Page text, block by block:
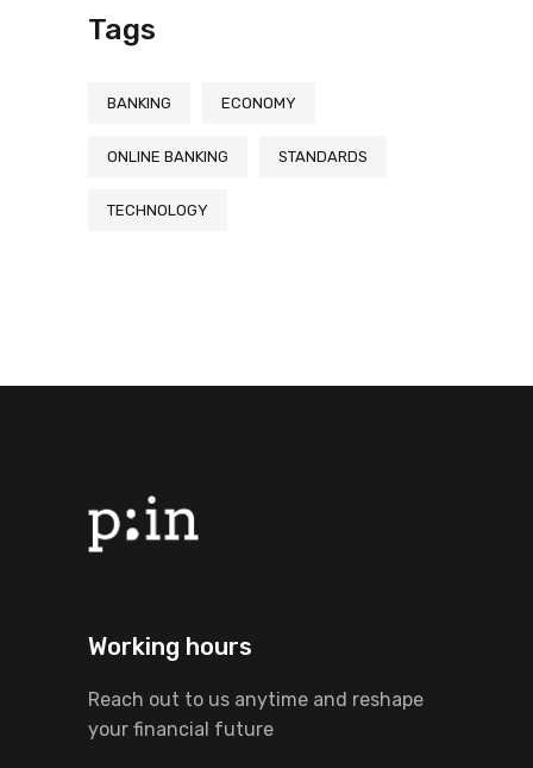
Tags
BANKING ECONOMY
ONLINE BANKING STANDARDS
TECHNOLOGY
Working hours
Reach out to us anytime and reshape
your financial future